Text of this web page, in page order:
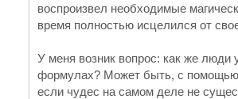
воспроизвел необходимые
время полностью исцелился от
У меня возник вопрос: как же люди
формулах? Может быть, с помощью
если чудес на самом деле не